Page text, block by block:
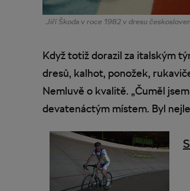
Jiří Škoda v roce 1982 v dresu
Když totiž dorazil za italským
dresů, kalhot, ponožek,
Nemluvě o kvalitě. „Čuměl
devatenáctým místem. Byl